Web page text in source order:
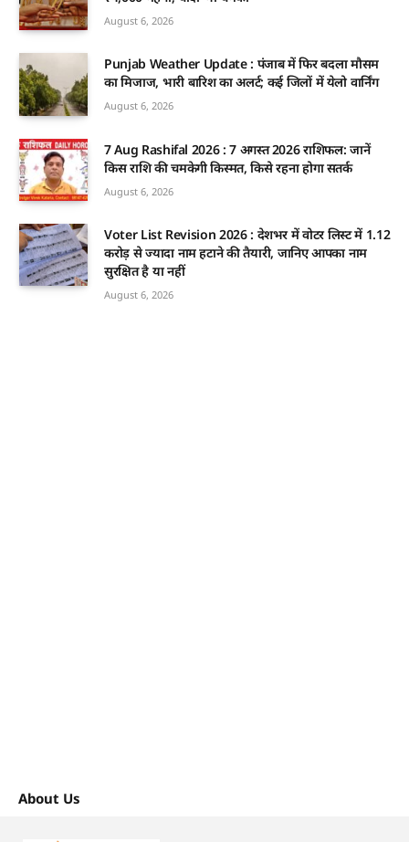
August 6, 2026
Punjab Weather Update : पंजाब में फिर बदला मौसम
का मिजाज, भारी बारिश का अलर्ट; कई जिलों में येलो वार्निंग
August 6, 2026
7 Aug Rashifal 2026 : 7 अगस्त 2026 राशिफल: जानें
किस राशि की चमकेगी किस्मत, किसे रहना होगा सतर्क
August 6, 2026
Voter List Revision 2026 : देशभर में वोटर लिस्ट में 1.12
करोड़ से ज्यादा नाम हटाने की तैयारी, जानिए आपका नाम
सुरक्षित है या नहीं
August 6, 2026
About Us